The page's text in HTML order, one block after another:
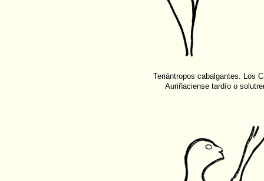
Teriántropos cabalgantes. Los
Auriñaciense tardío o